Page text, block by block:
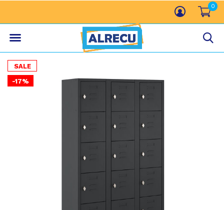
0
SALE
-17%